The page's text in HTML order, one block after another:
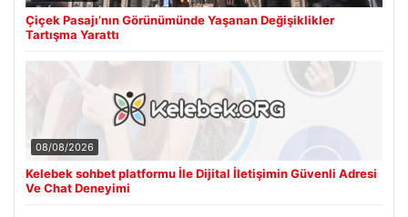
Çiçek Pasajı’nın Görünümünde Yaşanan Değişiklikler
Tartışma Yarattı
08/08/2026
Kelebek sohbet platformu İle Dijital İletişimin Güvenli Adresi
Ve Chat Deneyimi